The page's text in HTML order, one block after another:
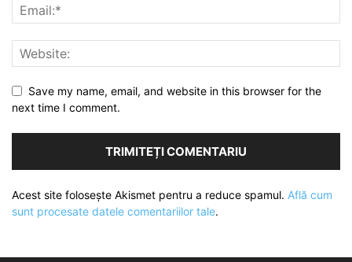
Save my name, email, and website in this browser for the
next time I comment.
Acest site folosește Akismet pentru a reduce spamul. Află cum
sunt procesate datele comentariilor tale.